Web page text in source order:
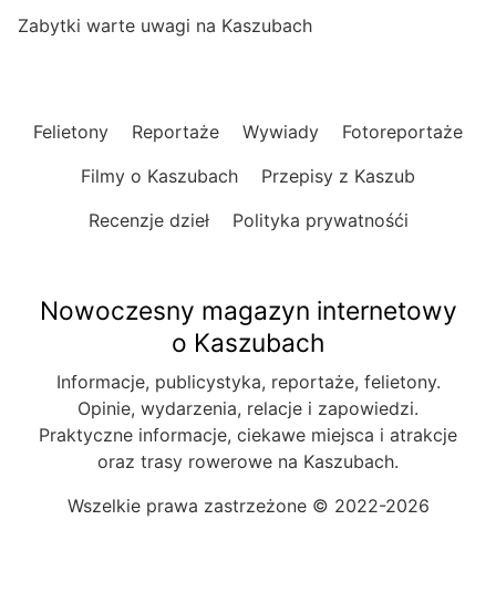
Zabytki warte uwagi na Kaszubach
Felietony Reportaże Wywiady
Fotoreportaże
Filmy o Kaszubach
Przepisy z Kaszub
Recenzje dzieł
Polityka prywatnośći
Nowoczesny magazyn internetowy
o Kaszubach
Informacje, publicystyka, reportaże, felietony.
Opinie, wydarzenia, relacje i zapowiedzi.
Praktyczne informacje, ciekawe miejsca i atrakcje
oraz trasy rowerowe na Kaszubach.
Wszelkie prawa zastrzeżone © 2022-2026